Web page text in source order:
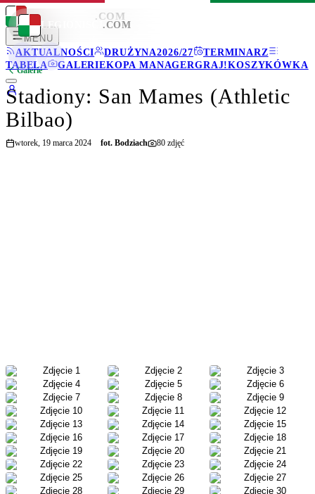
LEGIONISCI .COM
MENU
AKTUALNOŚCI
DRUŻYNA2026/27
TERMINARZ
TABELA
GALERIEKOPA MANAGERGRAJ!KOSZYKÓWKA
LEGIONISCI .COM
Galerie
Stadiony: San Mames (Athletic
Bilbao)
wtorek, 19 marca 2024 fot. Bodziach 80 zdjęć